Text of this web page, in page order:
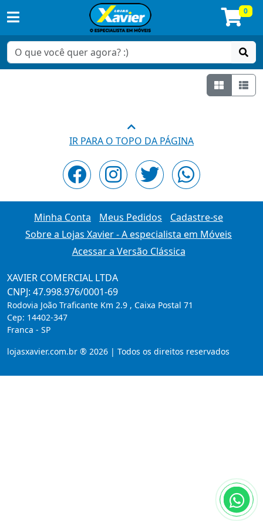
0
Grade
IR PARA O TOPO DA PÁGINA
Minha Conta Meus Pedidos
Cadastre-se
Sobre a Lojas Xavier - A especialista em Móveis
Acessar a Versão Clássica
XAVIER COMERCIAL LTDA
CNPJ: 47.998.976/0001-69
Rodovia João Traficante Km 2.9 , Caixa Postal 71
Cep: 14402-347
Franca - SP
lojasxavier.com.br ® 2026 | Todos os direitos reservados